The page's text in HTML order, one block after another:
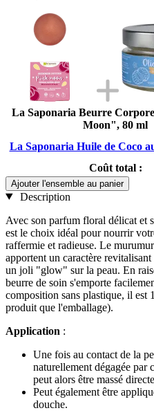
La Saponaria Beurre
Moon", 80 ml
La Saponaria Huile de Coco
Coût total :
Ajouter l'ensemble au panier
Description
Avec son parfum floral délicat et
est le choix idéal pour nourrir
raffermie et radieuse. Le
apportent un caractère
un joli "glow" sur la peau. En
beurre de soin s'emporte
composition sans plastique, il est
produit que l'emballage).
Application :
Une fois au contact de la
naturellement dégagée par
peut alors être massé
Peut également être
douche.